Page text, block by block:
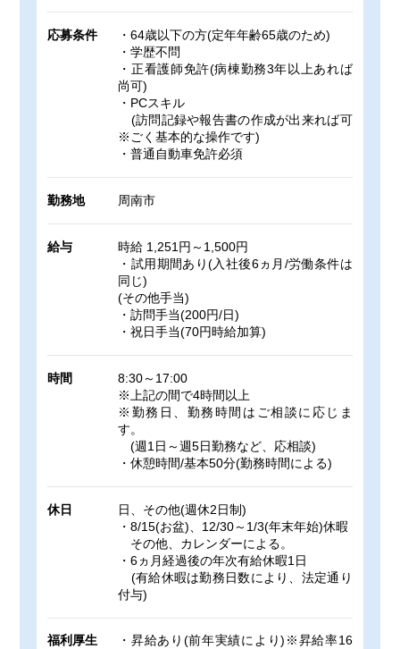
応募条件
・64歳以下の方(定年年齢65歳のため)
・学歴不問
・正看護師免許(病棟勤務3年以上あれば
尚可)
・PCスキル
(訪問記録や報告書の作成が出来れば可
※ごく基本的な操作です)
・普通自動車免許必須
勤務地 周南市
給与
時給 1,251円～1,500円
・試用期間あり(入社後6ヵ月/労働条件は
同じ)
(その他手当)
・訪問手当(200円/日)
・祝日手当(70円時給加算)
時間
8:30～17:00
※上記の間で4時間以上
※勤務日、勤務時間はご相談に応じま
す。
(週1日～週5日勤務など、応相談)
・休憩時間/基本50分(勤務時間による)
休日
日、その他(週休2日制)
・8/15(お盆)、12/30～1/3(年末年始)休暇
その他、カレンダーによる。
・6ヵ月経過後の年次有給休暇1日
(有給休暇は勤務日数により、法定通り
付与)
福利厚生
・昇給あり(前年実績により)※昇給率16